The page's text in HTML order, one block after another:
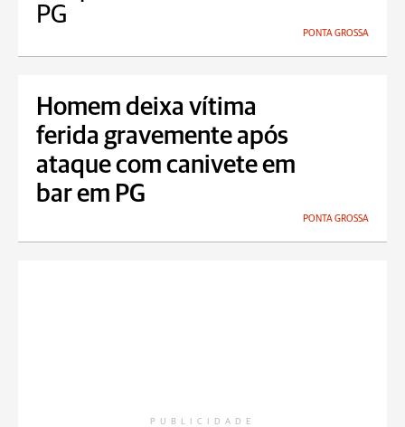
PG
PONTA GROSSA
Homem deixa vítima
ferida gravemente após
ataque com canivete em
bar em PG
PONTA GROSSA
PUBLICIDADE